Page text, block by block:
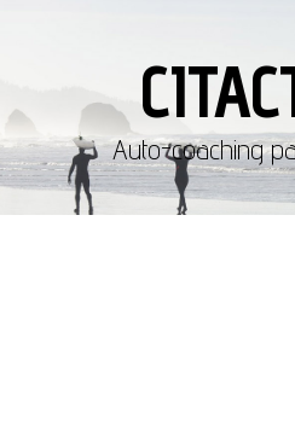
Auto-coaching